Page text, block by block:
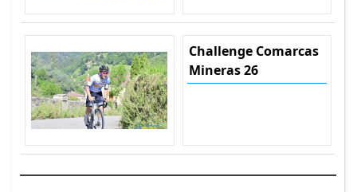
Challenge Comarcas
Mineras 26